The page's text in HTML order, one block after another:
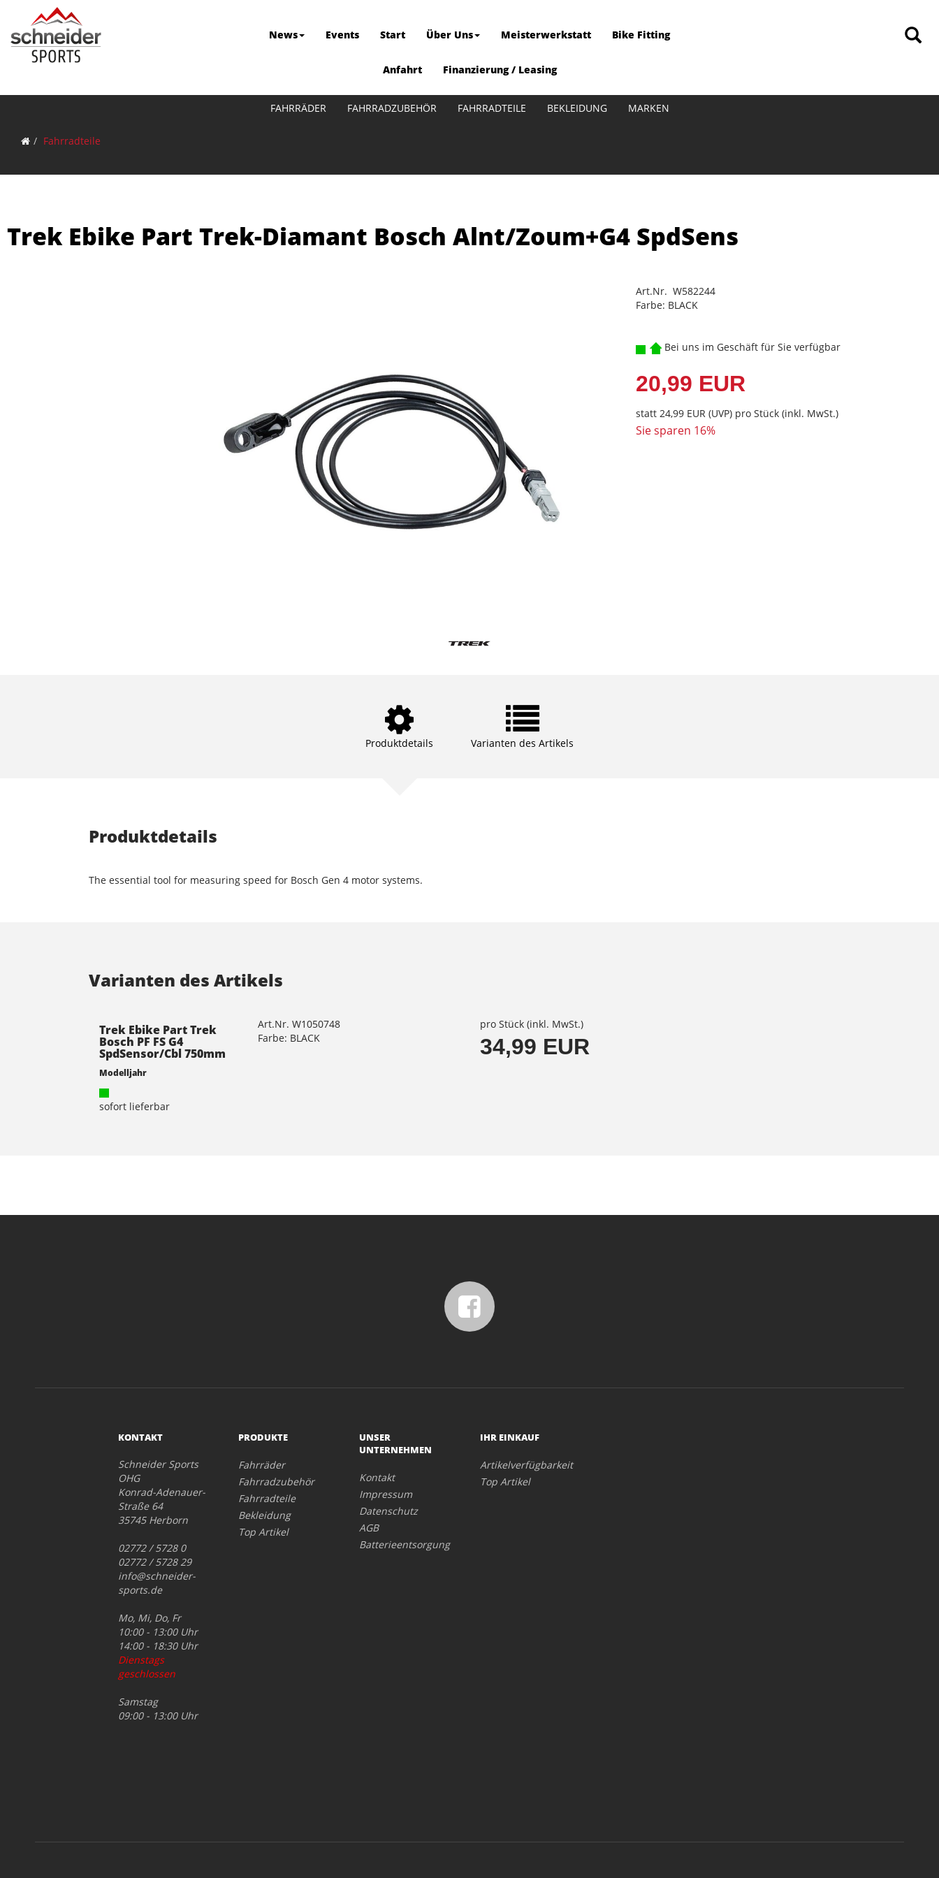
News Events Start Über Uns Meisterwerkstatt Bike Fitting
Anfahrt Finanzierung / Leasing
FAHRRÄDER FAHRRADZUBEHÖR FAHRRADTEILE BEKLEIDUNG MARKEN
Fahrradteile
Trek Ebike Part Trek-Diamant Bosch Alnt/Zoum+G4 SpdSens
Art.Nr. W582244
Farbe: BLACK
Bei uns im Geschäft für Sie verfügbar
20,99 EUR
statt 24,99 EUR(UVP) pro Stück (inkl. MwSt.)
Sie sparen 16%
Produktdetails Varianten des Artikels
Produktdetails
The essential tool for measuring speed for Bosch Gen 4 motor systems.
Varianten des Artikels
Trek Ebike Part Trek
Bosch PF FS G4
SpdSensor/Cbl 750mm
Modelljahr
sofort lieferbar
Art.Nr. W1050748
Farbe: BLACK
pro Stück (inkl. MwSt.)
34,99 EUR
KONTAKT
Schneider Sports
OHG
Konrad-Adenauer-
Straße 64
35745 Herborn
02772 / 5728 0
02772 / 5728 29
info@schneider-
sports.de
Mo, Mi, Do, Fr
10:00 - 13:00 Uhr
14:00 - 18:30 Uhr
Dienstags
geschlossen
Samstag
09:00 - 13:00 Uhr
PRODUKTE
Fahrräder
Fahrradzubehör
Fahrradteile
Bekleidung
Top Artikel
UNSER
UNTERNEHMEN
Kontakt
Impressum
Datenschutz
AGB
Batterieentsorgung
IHR EINKAUF
Artikelverfügbarkeit
Top Artikel